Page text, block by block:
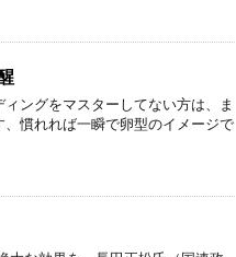
ングをマスターしてない方は、ま
慣れれば一瞬で卵型のイメージで